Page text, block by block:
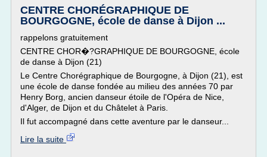
CENTRE CHORÉGRAPHIQUE DE
BOURGOGNE, école de danse à Dijon ...
rappelons gratuitement
CENTRE CHOR�?GRAPHIQUE DE BOURGOGNE, école
de danse à Dijon (21)
Le Centre Chorégraphique de Bourgogne, à Dijon (21), est
une école de danse fondée au milieu des années 70 par
Henry Borg, ancien danseur étoile de l'Opéra de Nice,
d'Alger, de Dijon et du Châtelet à Paris.
Il fut accompagné dans cette aventure par le danseur...
Lire la suite